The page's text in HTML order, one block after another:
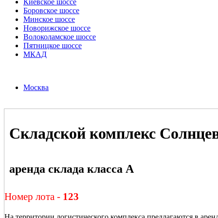
Киевское шоссе
Боровское шоссе
Минское шоссе
Новорижское шоссе
Волоколамское шоссе
Пятницкое шоссе
МКАД
Москва
Складской комплекс
аренда склада класса А
Номер лота - 123